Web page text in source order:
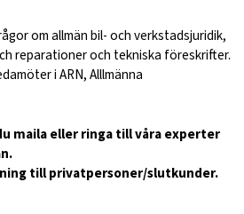
om allmän bil- och verkstadsjuridik,
reparationer och tekniska föreskrifter.
i ARN, Alllmänna
maila eller ringa till våra experter
till privatpersoner/slutkunder.